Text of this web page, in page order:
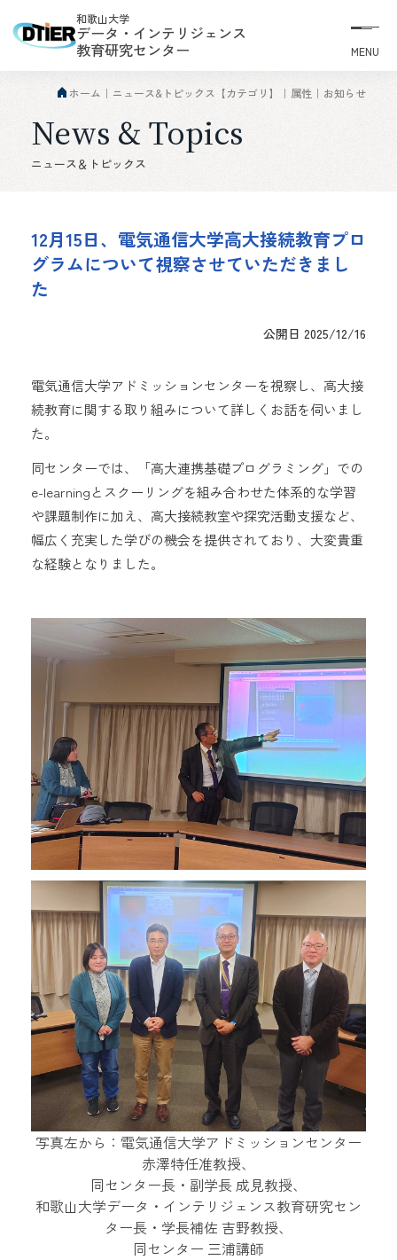
和歌山大学
データ・インテリジェンス
教育研究センター MENU
ホーム ニュース&トピックス【カテゴリ】 属性 お知らせ
News & Topics
ニュース＆トピックス
12月15日、電気通信大学高大接続教育プロ
グラムについて視察させていただきまし
た
公開日 2025/12/16
電気通信大学アドミッションセンターを視察し、高大接
続教育に関する取り組みについて詳しくお話を伺いまし
た。
同センターでは、「高大連携基礎プログラミング」での
e-learningとスクーリングを組み合わせた体系的な学習
や課題制作に加え、高大接続教室や探究活動支援など、
幅広く充実した学びの機会を提供されており、大変貴重
な経験となりました。
写真左から：電気通信大学アドミッションセンター
赤澤特任准教授、
同センター長・副学長 成見教授、
和歌山大学データ・インテリジェンス教育研究セン
ター長・学長補佐 吉野教授、
同センター 三浦講師